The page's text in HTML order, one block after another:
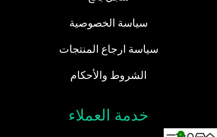
سياسة الخصوصية
سياسة ارجاع المنتجات
الشروط والأحكام
خدمة العملاء
0